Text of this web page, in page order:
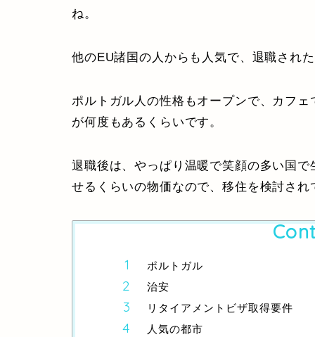
ね。
他のEU諸国の人からも人気で、退職され
ポルトガル人の性格もオープンで、カフ
が何度もあるくらいです。
退職後は、やっぱり温暖で笑顔の多い国
せるくらいの物価なので、移住を検討さ
ポルトガル
治安
リタイアメントビザ取得要件
人気の都市